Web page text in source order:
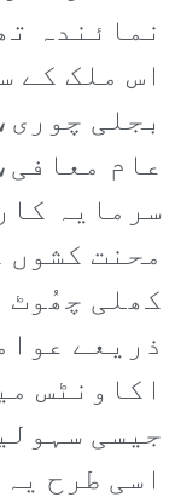
نمائندہ
اس ملک کے
بجلی
عام
سرمایہ
محنت
کھلی
ذریعے
اکاونٹس
جیسی
اسی طرح